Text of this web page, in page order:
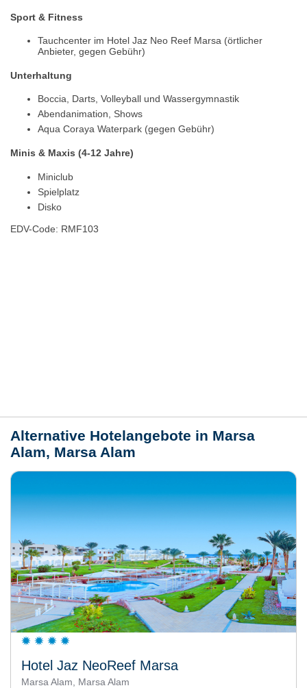
Sport & Fitness
Tauchcenter im Hotel Jaz Neo Reef Marsa (örtlicher
Anbieter, gegen Gebühr)
Unterhaltung
Boccia, Darts, Volleyball und Wassergymnastik
Abendanimation, Shows
Aqua Coraya Waterpark (gegen Gebühr)
Minis & Maxis (4-12 Jahre)
Miniclub
Spielplatz
Disko
EDV-Code: RMF103
Alternative Hotelangebote in Marsa
Alam, Marsa Alam
Hotel Jaz NeoReef Marsa
Marsa Alam, Marsa Alam